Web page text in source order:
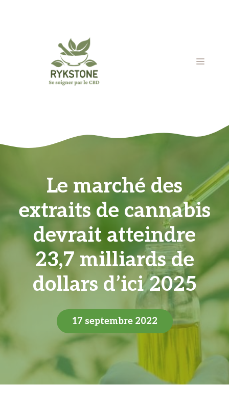
MENU
Le marché des
extraits de cannabis
devrait atteindre
23,7 milliards de
dollars d’ici 2025
17 septembre 2022